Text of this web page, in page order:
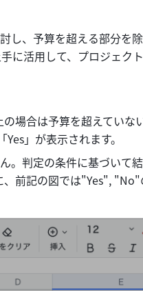
し、予算を超える部分を
に活用して、プロジェク
場合は予算を超えていな
」が表示されます。
。判定の条件に基づいて
前記の図では"Yes",